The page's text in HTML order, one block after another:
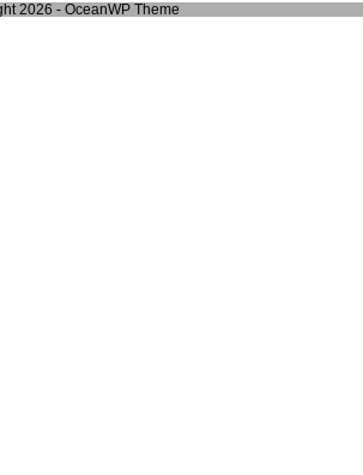
2026 - OceanWP Theme